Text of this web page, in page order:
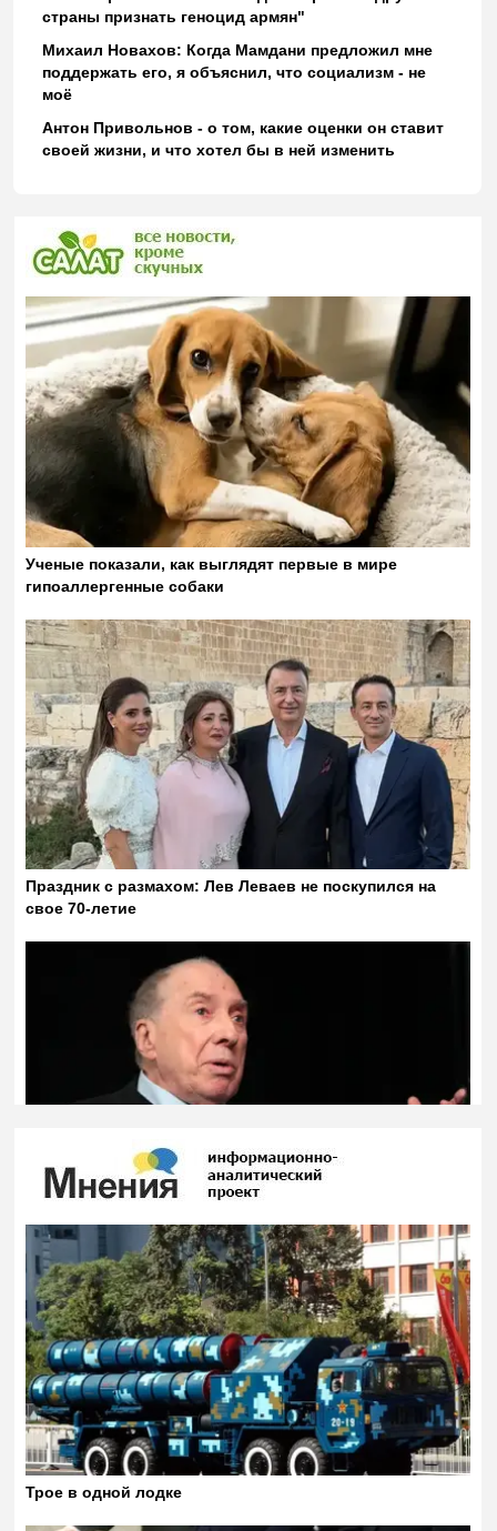
страны признать геноцид армян"
Михаил Новахов: Когда Мамдани предложил мне
поддержать его, я объяснил, что социализм - не
моё
Антон Привольнов - о том, какие оценки он ставит
своей жизни, и что хотел бы в ней изменить